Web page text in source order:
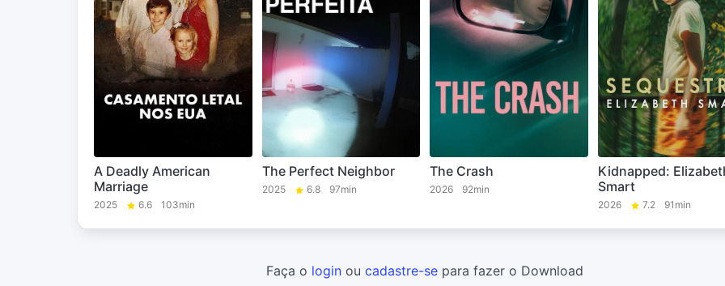
A Deadly American
Marriage
2025 6.6 103min
The Perfect Neighbor
2025 6.8 97min
The Crash
2026 92min
Kidnapped:
Smart
2026 7.2 91min
Faça o login ou cadastre-se para fazer o Download